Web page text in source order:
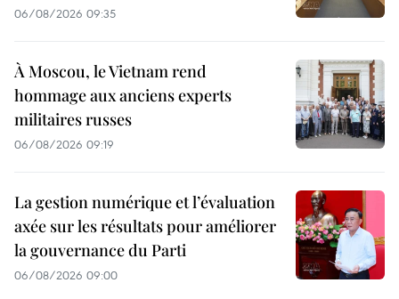
06/08/2026 09:35
À Moscou, le Vietnam rend
hommage aux anciens experts
militaires russes
06/08/2026 09:19
La gestion numérique et l’évaluation
axée sur les résultats pour améliorer
la gouvernance du Parti
06/08/2026 09:00